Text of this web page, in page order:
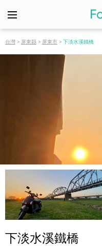
台灣 > 屏東縣 > 屏東市 > 下淡水溪鐵橋
下淡水溪鐵橋